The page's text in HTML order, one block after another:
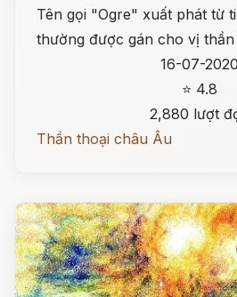
Tên gọi "Ogre" xuất phát từ
thường được gán cho vị
16-07-2020
⭐ 4.8
2,880 lượt
Thần thoại châu Âu